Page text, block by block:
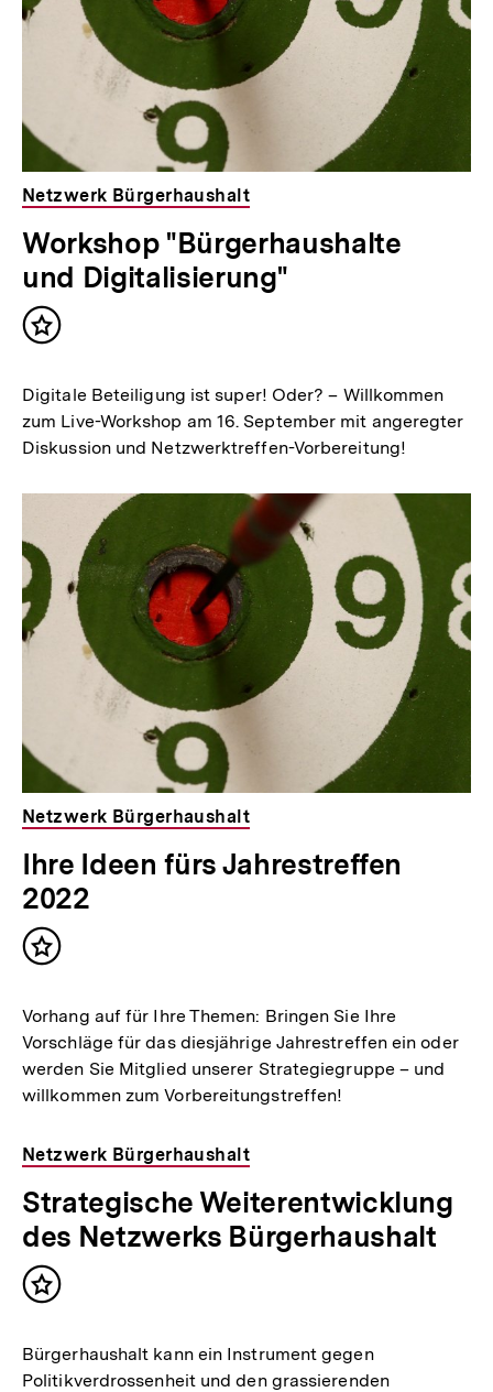
Netzwerk Bürgerhaushalt
Workshop "Bürgerhaushalte
und Digitalisierung"
Inhalt
Digitale Beteiligung ist super! Oder? – Willkommen
zum Live-Workshop am 16. September mit angeregter
Diskussion und Netzwerktreffen-Vorbereitung!
Netzwerk Bürgerhaushalt
Ihre Ideen fürs Jahrestreffen
2022
Inhalt
Vorhang auf für Ihre Themen: Bringen Sie Ihre
Vorschläge für das diesjährige Jahrestreffen ein oder
werden Sie Mitglied unserer Strategiegruppe – und
willkommen zum Vorbereitungstreffen!
Netzwerk Bürgerhaushalt
Strategische Weiterentwicklung
des Netzwerks Bürgerhaushalt
Inhalt
Bürgerhaushalt kann ein Instrument gegen
Politikverdrossenheit und den grassierenden